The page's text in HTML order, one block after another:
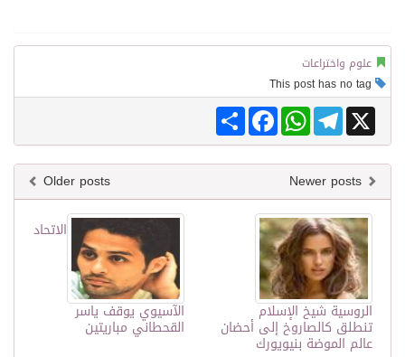
علوم واختراعات
Share
FacebookWhatsAppTelegram X
Older posts
الاتحاد
الآسيوي يوقف ياسر
القحطاني مباريتين
الروسية شيخ الإسلام
تنطلق كالصاروخ إلى أحضان
عالم الموضة بنيويورك